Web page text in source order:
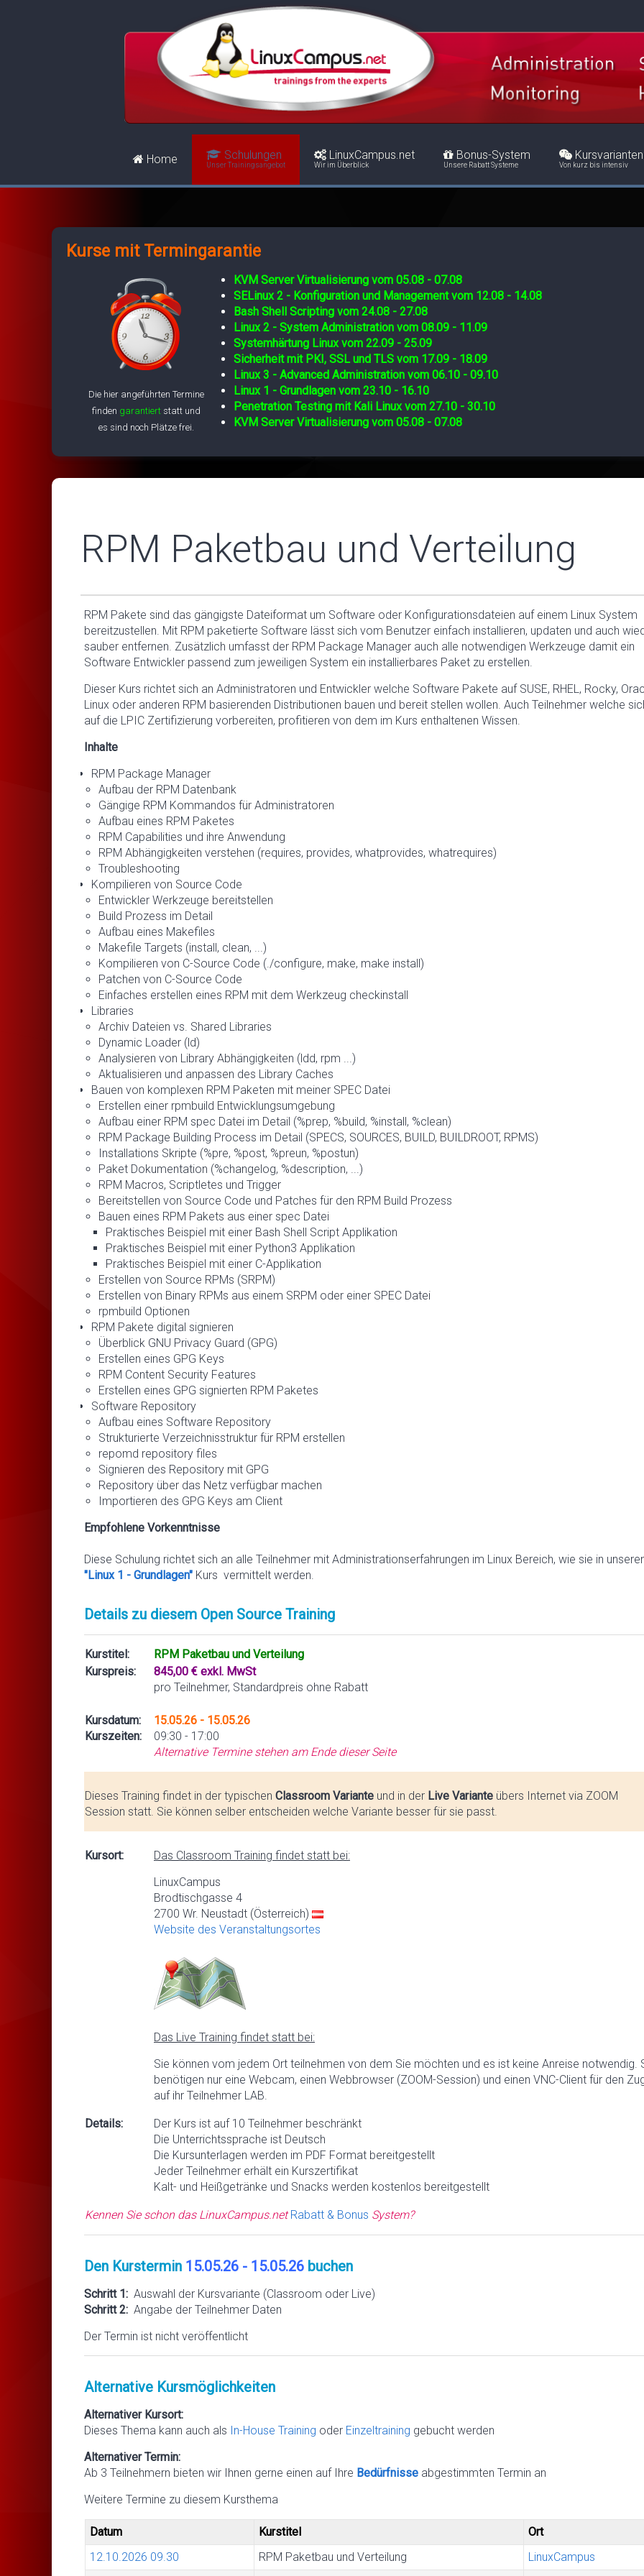
Home Schulungen
Unser Trainingsangebot
LinuxCampus.net
Wir im Überblick
Bonus-System
Unsere Rabatt Systeme
Kursvarianten
Von kurz bis intensiv
Kurse mit Termingarantie
Die hier angeführten Termine
finden garantiert statt und
es sind noch Plätze frei.
KVM Server Virtualisierung vom 05.08 - 07.08
SELinux 2 - Konfiguration und Management vom 12.08 - 14.08
Bash Shell Scripting vom 24.08 - 27.08
Linux 2 - System Administration vom 08.09 - 11.09
Systemhärtung Linux vom 22.09 - 25.09
Sicherheit mit PKI, SSL und TLS vom 17.09 - 18.09
Linux 3 - Advanced Administration vom 06.10 - 09.10
Linux 1 - Grundlagen vom 23.10 - 16.10
Penetration Testing mit Kali Linux vom 27.10 - 30.10
KVM Server Virtualisierung vom 05.08 - 07.08
RPM Paketbau und Verteilung
RPM Pakete sind das gängigste Dateiformat um Software oder Konfigurationsdateien auf einem Linux System
bereitzustellen. Mit RPM paketierte Software lässt sich vom Benutzer einfach installieren, updaten und auch
sauber entfernen. Zusätzlich umfasst der RPM Package Manager auch alle notwendigen Werkzeuge damit ein
Software Entwickler passend zum jeweiligen System ein installierbares Paket zu erstellen.
Dieser Kurs richtet sich an Administratoren und Entwickler welche Software Pakete auf SUSE, RHEL, Rocky,
Linux oder anderen RPM basierenden Distributionen bauen und bereit stellen wollen. Auch Teilnehmer welche
auf die LPIC Zertifizierung vorbereiten, profitieren von dem im Kurs enthaltenen Wissen.
Inhalte
RPM Package Manager
Aufbau der RPM Datenbank
Gängige RPM Kommandos für Administratoren
Aufbau eines RPM Paketes
RPM Capabilities und ihre Anwendung
RPM Abhängigkeiten verstehen (requires, provides, whatprovides, whatrequires)
Troubleshooting
Kompilieren von Source Code
Entwickler Werkzeuge bereitstellen
Build Prozess im Detail
Aufbau eines Makefiles
Makefile Targets (install, clean, ...)
Kompilieren von C-Source Code (./configure, make, make install)
Patchen von C-Source Code
Einfaches erstellen eines RPM mit dem Werkzeug checkinstall
Libraries
Archiv Dateien vs. Shared Libraries
Dynamic Loader (ld)
Analysieren von Library Abhängigkeiten (ldd, rpm ...)
Aktualisieren und anpassen des Library Caches
Bauen von komplexen RPM Paketen mit meiner SPEC Datei
Erstellen einer rpmbuild Entwicklungsumgebung
Aufbau einer RPM spec Datei im Detail (%prep, %build, %install, %clean)
RPM Package Building Process im Detail (SPECS, SOURCES, BUILD, BUILDROOT, RPMS)
Installations Skripte (%pre, %post, %preun, %postun)
Paket Dokumentation (%changelog, %description, ...)
RPM Macros, Scriptletes und Trigger
Bereitstellen von Source Code und Patches für den RPM Build Prozess
Bauen eines RPM Pakets aus einer spec Datei
Praktisches Beispiel mit einer Bash Shell Script Applikation
Praktisches Beispiel mit einer Python3 Applikation
Praktisches Beispiel mit einer C-Applikation
Erstellen von Source RPMs (SRPM)
Erstellen von Binary RPMs aus einem SRPM oder einer SPEC Datei
rpmbuild Optionen
RPM Pakete digital signieren
Überblick GNU Privacy Guard (GPG)
Erstellen eines GPG Keys
RPM Content Security Features
Erstellen eines GPG signierten RPM Paketes
Software Repository
Aufbau eines Software Repository
Strukturierte Verzeichnisstruktur für RPM erstellen
repomd repository files
Signieren des Repository mit GPG
Repository über das Netz verfügbar machen
Importieren des GPG Keys am Client
Empfohlene Vorkenntnisse
Diese Schulung richtet sich an alle Teilnehmer mit Administrationserfahrungen im Linux Bereich, wie sie in
"Linux 1 - Grundlagen" Kurs vermittelt werden.
Details zu diesem Open Source Training
Kurstitel:
RPM Paketbau und Verteilung
Kurspreis:
845,00 € exkl. MwSt
pro Teilnehmer, Standardpreis ohne Rabatt
Kursdatum:
Kurszeiten:
15.05.26 - 15.05.26
09:30 - 17:00
Alternative Termine stehen am Ende dieser Seite
Dieses Training findet in der typischen Classroom Variante und in der Live Variante übers Internet via ZOOM
Session statt. Sie können selber entscheiden welche Variante besser für sie passt.
Kursort:
Das Classroom Training findet statt bei:
LinuxCampus
Brodtischgasse 4
2700 Wr. Neustadt (Österreich)
Website des Veranstaltungsortes
Das Live Training findet statt bei:
Sie können vom jedem Ort teilnehmen von dem Sie möchten und es ist keine Anreise notwendig.
benötigen nur eine Webcam, einen Webbrowser (ZOOM-Session) und einen VNC-Client für den
auf ihr Teilnehmer LAB.
Details:
Der Kurs ist auf 10 Teilnehmer beschränkt
Die Unterrichtssprache ist Deutsch
Die Kursunterlagen werden im PDF Format bereitgestellt
Jeder Teilnehmer erhält ein Kurszertifikat
Kalt- und Heißgetränke und Snacks werden kostenlos bereitgestellt
Kennen Sie schon das LinuxCampus.netRabatt & Bonus System?
Den Kurstermin 15.05.26 - 15.05.26 buchen
Schritt 1: Auswahl der Kursvariante (Classroom oder Live)
Schritt 2: Angabe der Teilnehmer Daten
Der Termin ist nicht veröffentlicht
Alternative Kursmöglichkeiten
Alternativer Kursort:
Dieses Thema kann auch als In-House Training oder Einzeltraining gebucht werden
Alternativer Termin:
Ab 3 Teilnehmern bieten wir Ihnen gerne einen auf Ihre Bedürfnisse abgestimmten Termin an
Weitere Termine zu diesem Kursthema
Datum Kurstitel
Ort
12.10.2026 09.30 RPM Paketbau und Verteilung
LinuxCampus